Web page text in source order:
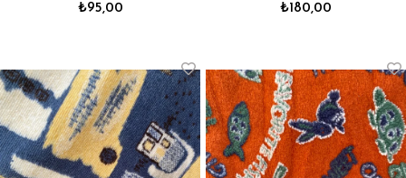
₺95,00 ₺180,00